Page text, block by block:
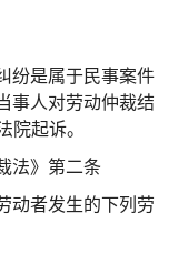
纷是属于民事案件
事人对劳动仲裁结
起诉。
法》第二条
动者发生的下列劳